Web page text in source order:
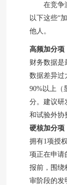
在竞争
以下这些“
他人。
高频加分项
财务数据是
数据差异过
90%以上（
分。建议研
和试验外协
硬核加分项
拥有1项授
项正在申请
报前，围绕
审阶段的发